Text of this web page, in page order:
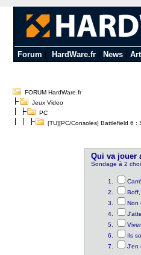
Forum HardWare.fr| News|
FORUM HardWare.fr
Jeux Video
PC
[TU][PC/Consoles] Battlefield 6
Qui va jouer
Sondage à 2
Non
Ils
J'en